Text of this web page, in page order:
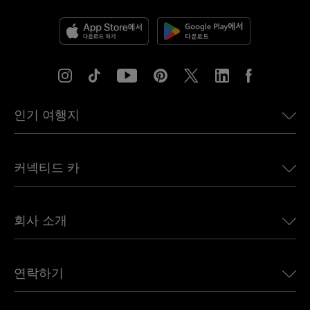
인기 여행지
유럽용 eSIM
캐나다용 eSIM
아프리카용 eSIM
모든 목적지 보기
커넥티드 카
Land Rover용 Ubigi
Jeep용 Ubigi
회사 소개
언론에 소개된 Ubigi
연락하기